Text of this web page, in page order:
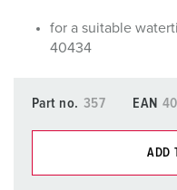
for a suitable
40434
Part no. 357 EAN
ADD